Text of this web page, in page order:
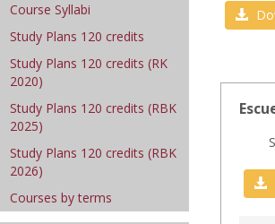
Course Syllabi
Study Plans 120 credits
Study Plans 120 credits (RK
2020)
Study Plans 120 credits (RBK
2025)
Study Plans 120 credits (RBK
2026)
Courses by terms
Planes
2026